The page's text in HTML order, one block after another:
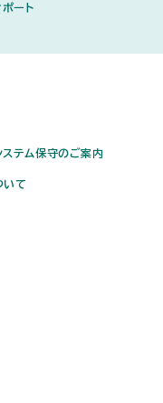
ート
ステム保守のご案内
いて